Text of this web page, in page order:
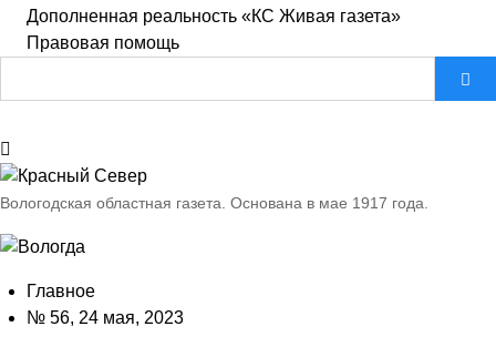
Дополненная реальность «КС Живая газета»
Правовая помощь
Вологодская областная газета. Основана в мае 1917 года.
Главное
№ 56, 24 мая, 2023